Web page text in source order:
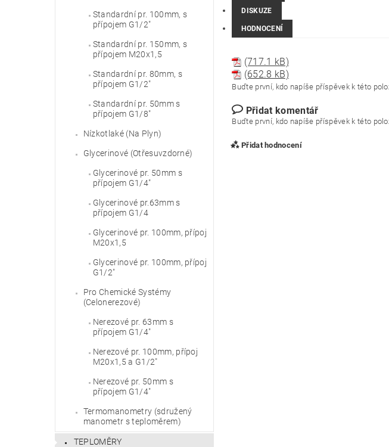
Standardní pr. 100mm, s
přípojem G1/2"
Standardní pr. 150mm, s
přípojem M20x1,5
Standardní pr. 80mm, s
přípojem G1/2"
Standardní pr. 50mm s
přípojem G1/8"
Nízkotlaké (Na Plyn)
Glycerinové (Otřesuvzdorné)
Glycerinové pr. 50mm s
přípojem G1/4"
Glycerinové pr.63mm s
přípojem G1/4
Glycerinové pr. 100mm, přípoj
M20x1,5
Glycerinové pr. 100mm, přípoj
G1/2"
Pro Chemické Systémy
(Celonerezové)
Nerezové pr. 63mm s
přípojem G1/4"
Nerezové pr. 100mm, přípoj
M20x1,5 a G1/2"
Nerezové pr. 50mm s
přípojem G1/4"
Termomanometry (sdružený
manometr s teploměrem)
TEPLOMĚRY
DISKUZE
HODNOCENÍ
(717.1 kB)
(652.8 kB)
Buďte první, kdo napíše příspěvek k této
Přidat komentář
Buďte první, kdo napíše příspěvek k této
Přidat hodnocení